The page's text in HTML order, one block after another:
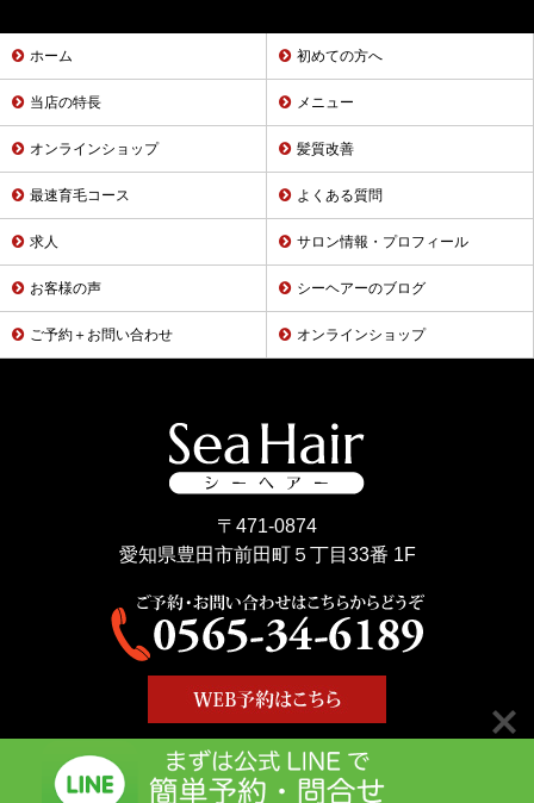
ホーム 初めての方へ
当店の特長 メニュー
オンラインショップ 髪質改善
最速育毛コース よくある質問
求人 サロン情報・プロフィール
お客様の声 シーヘアーのブログ
ご予約＋お問い合わせ オンラインショップ
〒471-0874
愛知県豊田市前田町５丁目33番 1F
Copyright © Sea Hair All Rights Reserved.